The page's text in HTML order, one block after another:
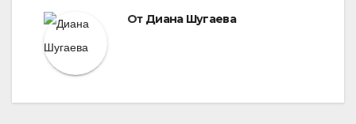
От Диана Шугаева